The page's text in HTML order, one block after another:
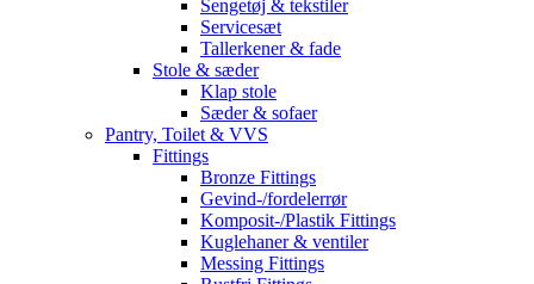
Sengetøj & tekstiler
Servicesæt
Tallerkener & fade
Stole & sæder
Klap stole
Sæder & sofaer
Pantry, Toilet & VVS
Fittings
Bronze Fittings
Gevind-/fordelerrør
Komposit-/Plastik Fittings
Kuglehaner & ventiler
Messing Fittings